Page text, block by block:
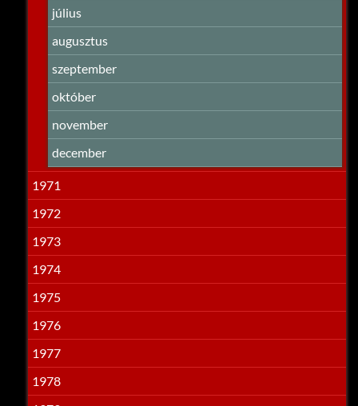
július
augusztus
szeptember
október
november
december
1971
1972
1973
1974
1975
1976
1977
1978